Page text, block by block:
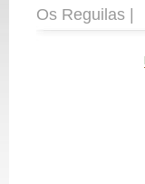
Os Reguilas |